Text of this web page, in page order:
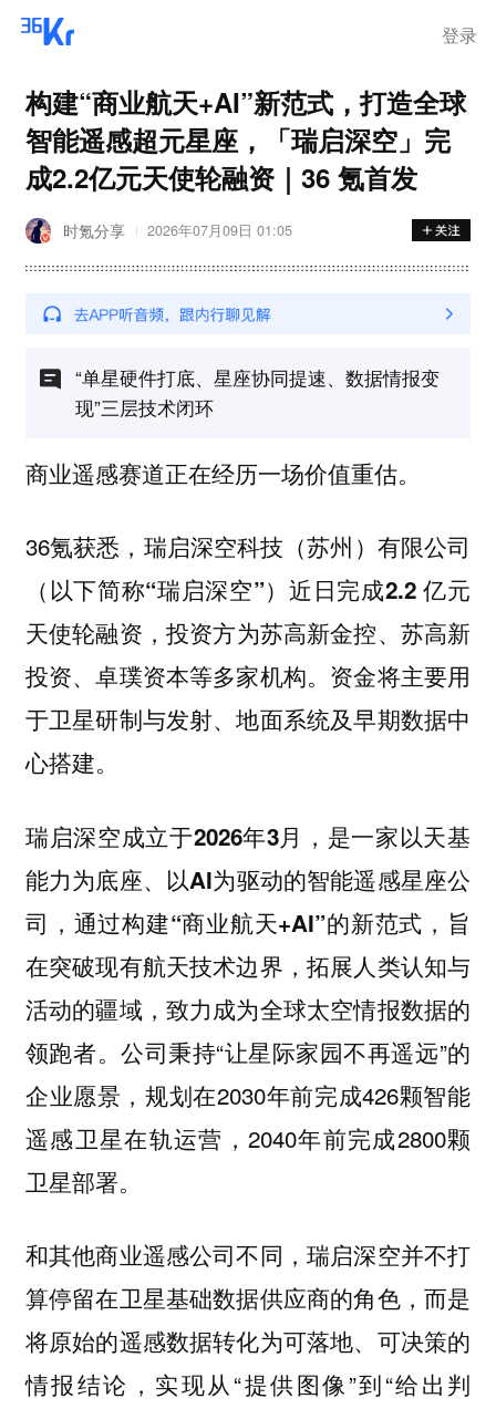
登录
构建“商业航天+AI”新范式，打造全球
智能遥感超元星座，「瑞启深空」完
成2.2亿元天使轮融资｜36 氪首发
时氪分享 2026年07月09日 01:05
“单星硬件打底、星座协同提速、数据情报变
现”三层技术闭环
商业遥感赛道正在经历一场价值重估。
36氪获悉， 瑞启深空科技（苏州）有限公司
（以下简称“瑞启深空”）近日完成2.2 亿元
天使轮融资 ，投资方为苏高新金控、苏高新
投资、卓璞资本等多家机构。资金将主要用
于卫星研制与发射、地面系统及早期数据中
心搭建。
瑞启深空成立于2026年3月，是一家以天基
能力为底座、以AI为驱动的智能遥感星座公
司，通过构建“商业航天+AI”的新范式，旨
在突破现有航天技术边界，拓展人类认知与
活动的疆域，致力成为全球太空情报数据的
领跑者。公司秉持“让星际家园不再遥远”的
企业愿景，规划在2030年前完成426颗智能
遥感卫星在轨运营，2040年前完成2800颗
卫星部署。
和其他商业遥感公司不同，瑞启深空并不打
算停留在卫星基础数据供应商的角色，而是
将原始的遥感数据转化为可落地、可决策的
情报结论，实现从“提供图像”到“给出判